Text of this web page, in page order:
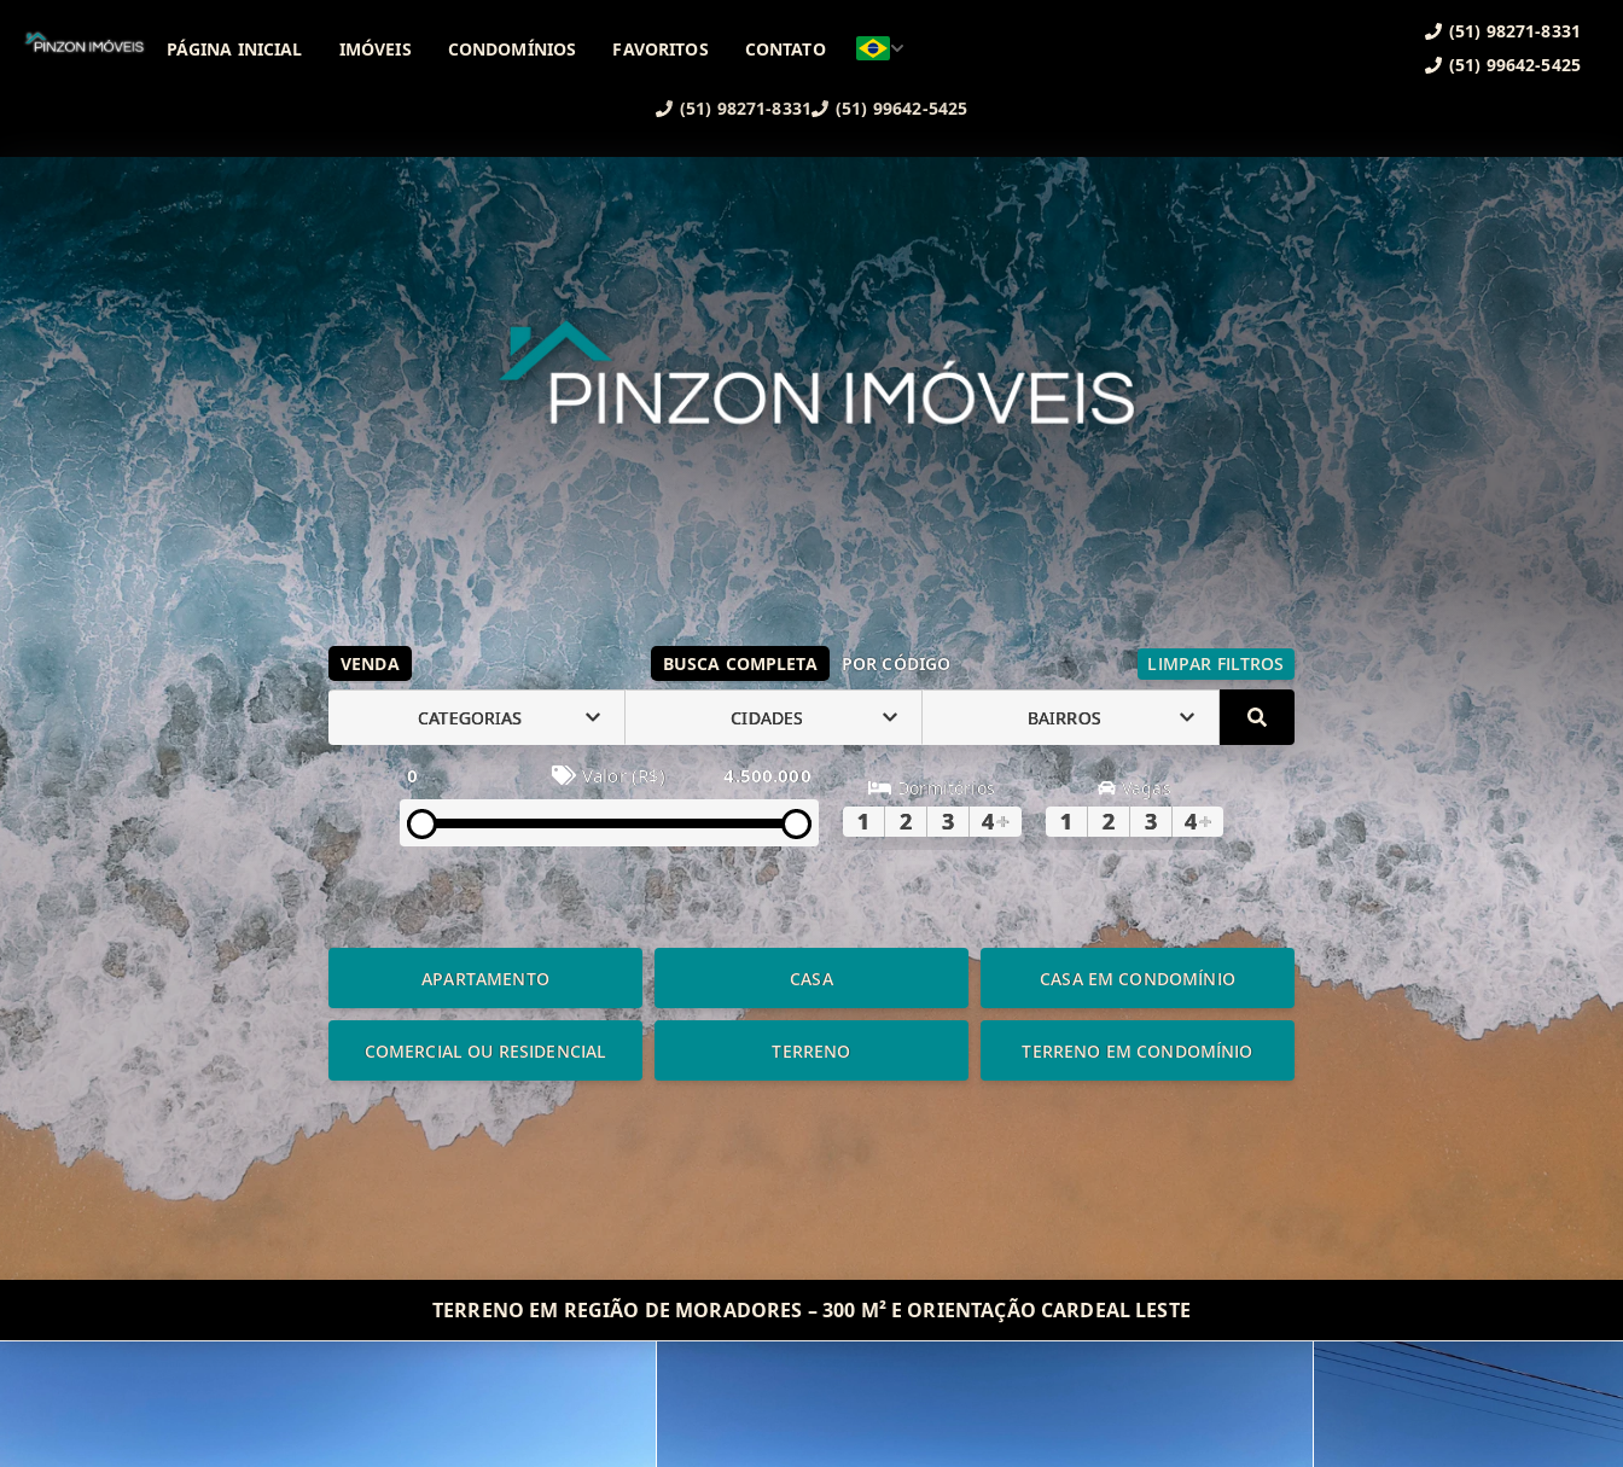
(51) 98271-8331 (51) 99642-5425
PÁGINA INICIAL IMÓVEIS CONDOMÍNIOS FAVORITOS CONTATO
(51) 98271-8331
(51) 99642-5425
VENDA BUSCA COMPLETA POR CÓDIGO LIMPAR FILTROS
CATEGORIAS CIDADES BAIRROS
0 Valor (R$) 4.500.000 Dormitórios
1 2 3 4+
Vagas
1 2 3 4+
APARTAMENTO CASA CASA EM CONDOMÍNIO
COMERCIAL OU RESIDENCIAL TERRENO TERRENO EM CONDOMÍNIO
TERRENO EM REGIÃO DE MORADORES – 300 M² E ORIENTAÇÃO CARDEAL LESTE